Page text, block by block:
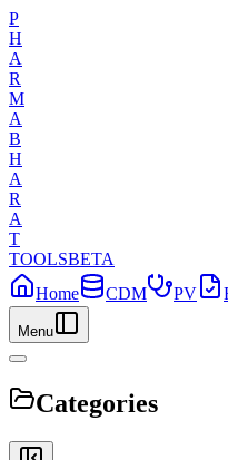
P
H
A
R
M
A
B
H
A
R
A
T
TOOLSBETA
Home
CDM PV
Menu
Categories